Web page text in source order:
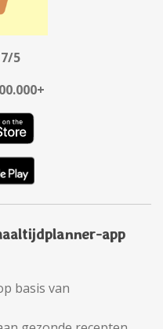
5
app
basis van